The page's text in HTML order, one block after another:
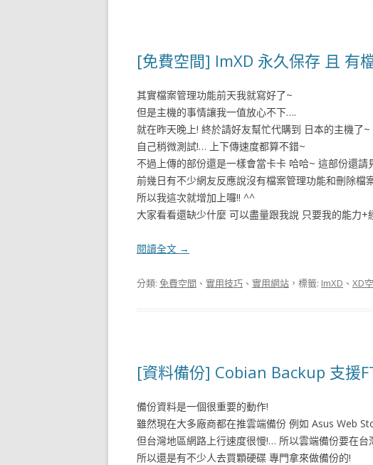
[免費空間] ImXD 永久保存 且 有
其實檔案管理功能前天我就寫好了~
但是主機的事情讓我一值放心不下….
就在昨天晚上! 終於請好友幫忙代購到 日本的主機了~
自己稍微測試!… 上下傳速度都算不錯~
不過上傳的部份還是一樣會當卡卡 哈哈~ 這部份還請
前幾日有不少網友反應說沒有檔案管理功能和刪除檔
所以我這次就增加上囉!! ^^
大家看看還缺少什麼 可以盡量跟我說 只要我的能力+
閱讀全文 →
分類: 免費空間 、 實用技巧 、 實用網站 ，標籤: ImXD 、 XD空
[資料備份] Cobian Backup 支援
備份資料是一個很重要的動作!
雖然現在大多廠商都在推雲端備份 例如 Asus Web
但台灣地區網路上行速度很慢!… 所以雲端備份要在台
所以還是有不少人去買顆硬碟 專門拿來做備份的!